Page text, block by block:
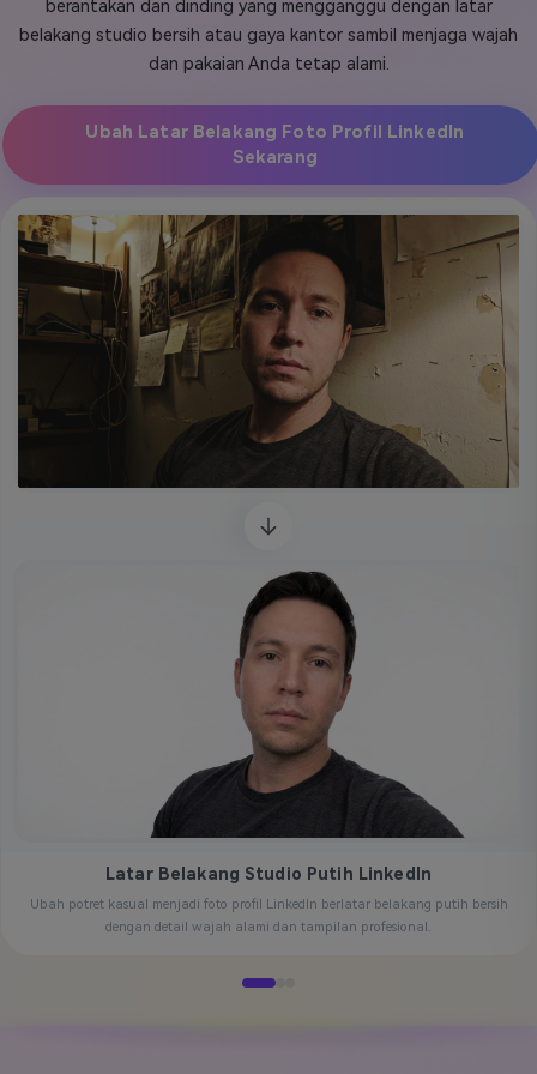
FAQs Hubungi Kami
Tips & Tutorial AI
Postingan Terbaru
Jelajahi Lebih Banyak >>
Masuk
berantakan dan dinding yang mengganggu dengan latar
belakang studio bersih atau gaya kantor sambil menjaga wajah
dan pakaian Anda tetap alami.
Ubah Latar Belakang Foto Profil LinkedIn
Sekarang
Latar Belakang Studio Putih LinkedIn
Ubah potret kasual menjadi foto profil LinkedIn berlatar belakang putih bersih
dengan detail wajah alami dan tampilan profesional.